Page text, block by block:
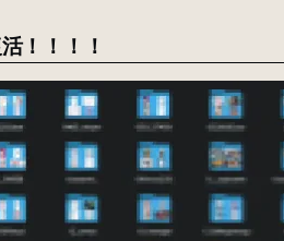
！！！！